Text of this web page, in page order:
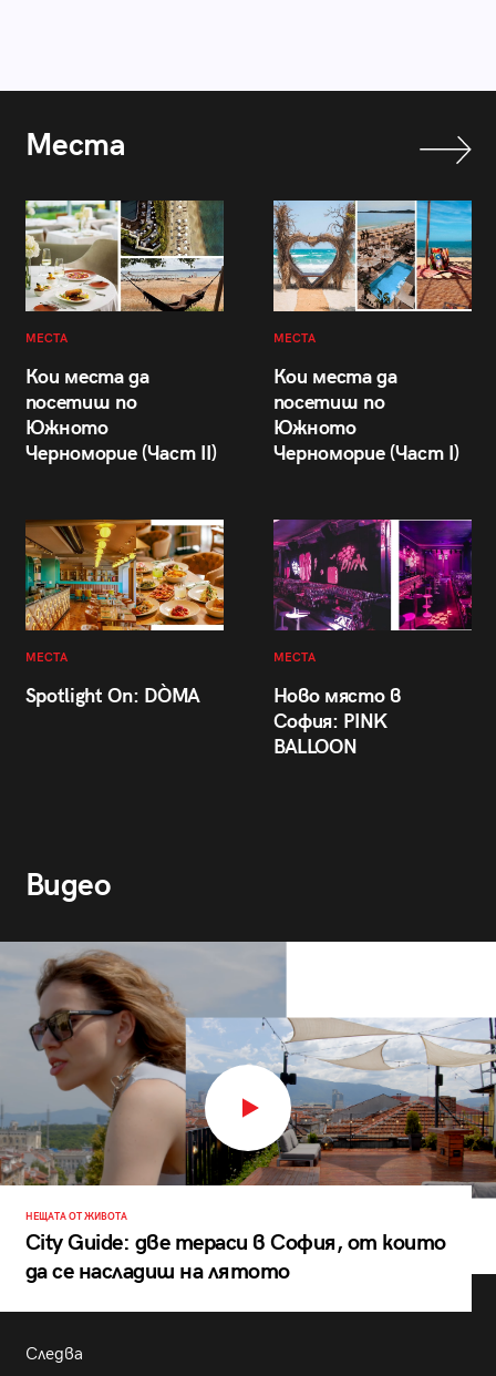
Места
МЕСТА
Кои места да
посетиш по
Южното
Черноморие (Част II)
МЕСТА
Кои места да
посетиш по
Южното
Черноморие (Част I)
МЕСТА
Spotlight On: DÒMA
МЕСТА
Ново място в
София: PINK
BALLOON
Видео
НЕЩАТА ОТ ЖИВОТА
City Guide: две тераси в София, от които
да се насладиш на лятото
Следва